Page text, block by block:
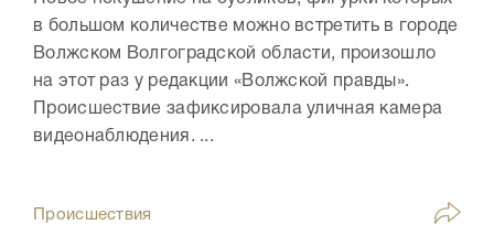
в большом количестве можно встретить в городе
Волжском Волгоградской области, произошло
на этот раз у редакции «Волжской правды».
Происшествие зафиксировала уличная камера
видеонаблюдения. ...
Происшествия